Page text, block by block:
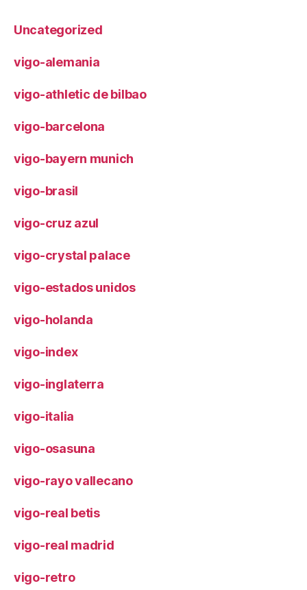
Uncategorized
vigo-alemania
vigo-athletic de bilbao
vigo-barcelona
vigo-bayern munich
vigo-brasil
vigo-cruz azul
vigo-crystal palace
vigo-estados unidos
vigo-holanda
vigo-index
vigo-inglaterra
vigo-italia
vigo-osasuna
vigo-rayo vallecano
vigo-real betis
vigo-real madrid
vigo-retro